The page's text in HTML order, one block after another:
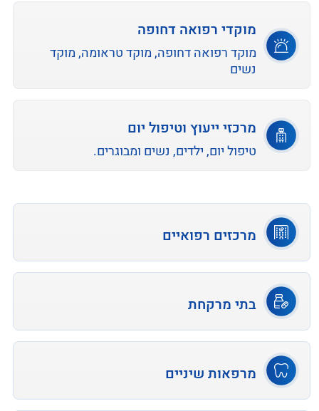
מוקדי רפואה דחופה
מוקד רפואה דחופה, מוקד טראומה, מוקד
נשים
מרכזי ייעוץ וטיפול יום
טיפול יום, ילדים, נשים ומבוגרים.
מרכזים רפואיים
בתי מרקחת
מרפאות שיניים